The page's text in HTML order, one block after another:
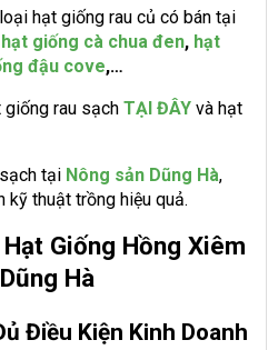
hạt giống rau củ có bán tại
hạt giống cà chua đen, hạt
đậu cove,…
giống rau sạch TẠI ĐÂY và hạt
tại Nông sản Dũng Hà,
thuật trồng hiệu quả.
Giống Hồng Xiêm
Hà
Điều Kiện Kinh Doanh